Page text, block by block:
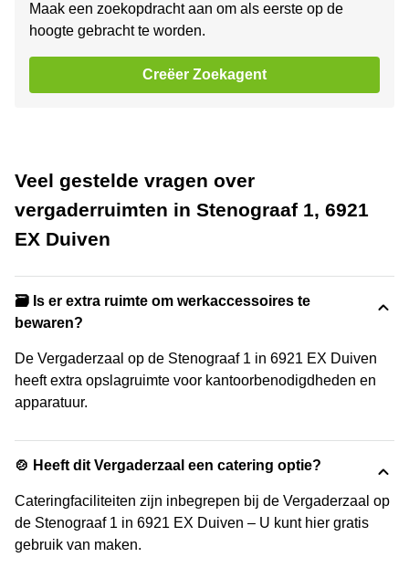
Maak een zoekopdracht aan om als eerste op de
hoogte gebracht te worden.
Creëer Zoekagent
Veel gestelde vragen over
vergaderruimten in Stenograaf 1, 6921
EX Duiven
🗃️ Is er extra ruimte om werkaccessoires te
bewaren?
De Vergaderzaal op de Stenograaf 1 in 6921 EX Duiven
heeft extra opslagruimte voor kantoorbenodigdheden en
apparatuur.
🍲 Heeft dit Vergaderzaal een catering optie?
Cateringfaciliteiten zijn inbegrepen bij de Vergaderzaal op
de Stenograaf 1 in 6921 EX Duiven – U kunt hier gratis
gebruik van maken.